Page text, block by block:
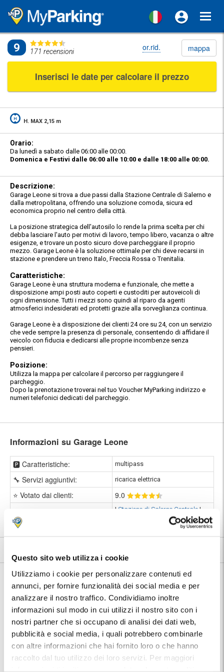
Questo sito web utilizza i cookie
Utilizziamo i cookie per personalizzare contenuti ed
annunci, per fornire funzionalità dei social media e per
analizzare il nostro traffico. Condividiamo inoltre
informazioni sul modo in cui utilizzi il nostro sito con i
nostri partner che si occupano di analisi dei dati web,
pubblicità e social media, i quali potrebbero combinarle
con altre informazioni che hai fornito loro o che hanno
raccolto dal tuo utilizzo dei loro servizi. Per maggiori
Torna a
Garage Leone
9
171 recensioni or.rid. mappa
Inserisci le date per calcolare il prezzo
H. MAX 2,15 m
Orario:
Da lunedì a sabato dalle 06:00 alle 00:00.
Domenica e Festivi dalle 06:00 alle 10:00 e dalle 18:00 alle 00:00.
Descrizione:
Garage Leone si trova a due passi dalla Stazione Centrale di Salerno e
dalla metropolitana, offrendo una soluzione comoda, sicura ed
economica proprio nel centro della città.
La posizione strategica dell'autosilo lo rende la prima scelta per chi
debba lasciare l'auto per motivi di lavoro, tempo libero, vacanza o altre
esigenze, e trovare un posto sicuro dove parcheggiare il proprio
mezzo. Garage Leone è la soluzione ottimale per chi deve recarsi in
stazione e prendere un treno Italo, Freccia Rossa o Trenitalia.
Caratteristiche:
Garage Leone è una struttura moderna e funzionale, che mette a
disposizione ampi posti auto coperti e custoditi per autoveicoli di
ogni dimensione. Tutti i mezzi sono quindi al riparo da agenti
atmosferici indesiderati ed protetti grazie alla sorveglianza continua.
Garage Leone è a disposizione dei clienti 24 ore su 24, con un servizio
che vede sempre la presenza di personale, consentendo di affidare il
veicolo con fiducia e dedicarsi alle proprie incombenze senza
pensieri.
Posizione:
Utilizza la mappa per calcolare il percorso per raggiungere il
parcheggio.
Dopo la prenotazione troverai nel tuo Voucher MyParking indirizzo e
numeri telefonici dedicati del parcheggio.
Informazioni su Garage Leone
🅿️ Caratteristiche: multipass
🔧 Servizi aggiuntivi: ricarica elettrica
⭐ Votato dai clienti: 9.0
| Stazione di Salerno Centrale |
Nelle vicinanze:
Garage Leone si trova in posizione particolarmente strategica per
raggiungere la Stazione, tuttavia, il centro storico si trova a meno di 1
km di distanza dal parcheggio. Il centro di Salerno è prevalentemente
pedonale, ricco di negozi, locali e botteghe artigianali: partendo dalla
stazione ci si può incamminare lungo Corso Vittorio Emanuele e
raggiungere il cuore della città in pochi minuti.
Salerno Stazione
2 minuti a piedi